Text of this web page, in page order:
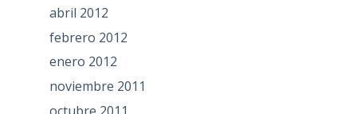
abril 2012
febrero 2012
enero 2012
noviembre 2011